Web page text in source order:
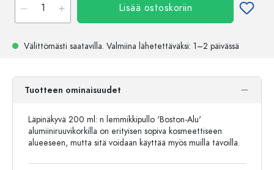
Lisää ostoskoriin
Välittömästi saatavilla. Valmiina lähetettäväksi: 1–2 päivässä
Tuotteen ominaisuudet
Läpinäkyvä 200 ml: n lemmikkipullo 'Boston-Alu'
alumiiniruuvikorkilla on erityisen sopiva kosmeettiseen
alueeseen, mutta sitä voidaan käyttää myös muilla tavoilla.